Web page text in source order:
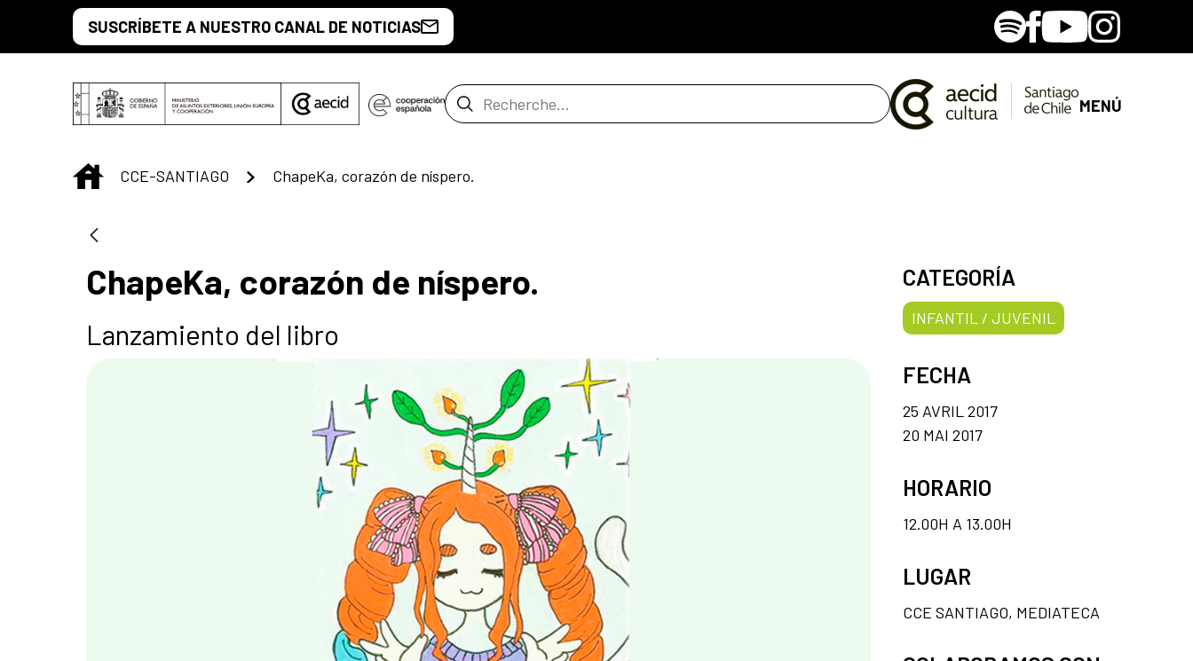
Saut au contenu principal
SUSCRÍBETE A NUESTRO CANAL DE NOTICIAS SpotifyFacebook
YoutubeInstagram
Barre de recherche MENÚ
INICIO
CCE-SANTIAGO ChapeKa, corazón de níspero.
ChapeKa, corazón de níspero.
Lanzamiento del libro
CATEGORÍA
INFANTIL / JUVENIL
FECHA
25 AVRIL 2017
20 MAI 2017
HORARIO
12.00H A 13.00H
LUGAR
CCE SANTIAGO, MEDIATECA